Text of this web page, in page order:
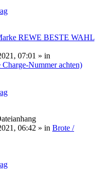
REWE BESTE WAHL
07:01 » in
Nummer achten)
06:42 » in Brote /